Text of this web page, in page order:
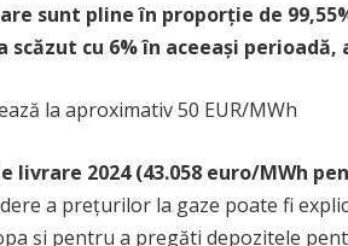
sunt pline în proporție de
cu 6% în aceeași perioadă,
la aproximativ 50 EUR/MWh
2024 (43.058 euro/MWh
a prețurilor la gaze poate fi
și pentru a pregăti depozitele